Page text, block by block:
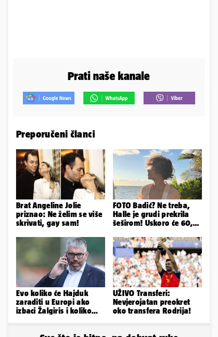
Prati naše kanale
Preporučeni članci
Brat Angeline Jolie
priznao: Ne želim se više
skrivati, gay sam!
FOTO Badić? Ne treba,
Halle je grudi prekrila
šeširom! Uskoro će 60,
Evo koliko će Hajduk
zaraditi u Europi ako
izbaci Žalgiris i koliko
UŽIVO Transferi:
Nevjerojatan preokret
oko transfera Rodrija!